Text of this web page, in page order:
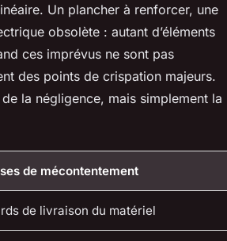
Un plancher à renforcer, une
obsolète : autant d’éléments
ces imprévus ne sont pas
des points de crispation majeurs.
la négligence, mais simplement la
de mécontentement
de livraison du matériel